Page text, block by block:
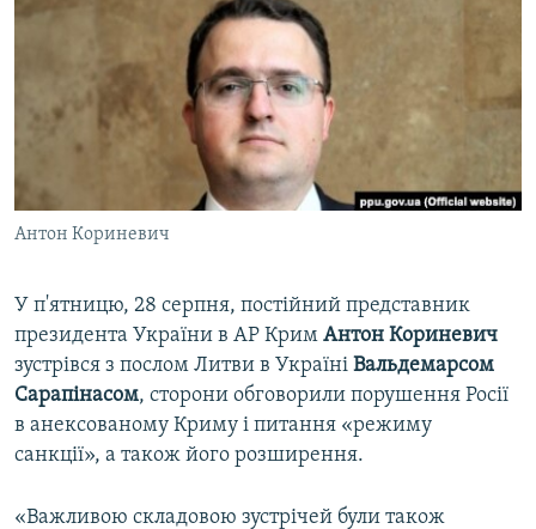
ВІДЕОУРОКИ «ELIFBE»
СВІДЧЕННЯ ОКУПАЦІЇ
УКРАЇНСЬКА ПРОБЛЕМА КРИМУ
ЯК ОБІЙТИ БЛОКУВАННЯ
Русский
Qırımtatar
Усі сайти RFE/RL
Антон Кориневич
У п'ятницю, 28 серпня, постійний представник
президента України в АР Крим Антон Кориневич
зустрівся з послом Литви в Україні Вальдемарсом
Сарапінасом, сторони обговорили порушення Росії
в анексованому Криму і питання «режиму
санкції», а також його розширення.
«Важливою складовою зустрічей були також